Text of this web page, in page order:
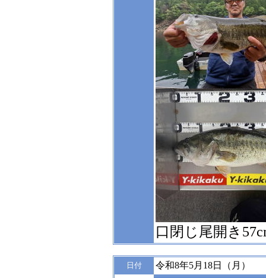
口閉じ尾開き
日付 令和8年5月18日（月）